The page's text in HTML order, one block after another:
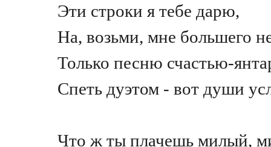
Эти строки я тебе дарю,
На, возьми, мне большего
Только песню счастью-
Спеть дуэтом - вот души
Что ж ты плачешь милый,